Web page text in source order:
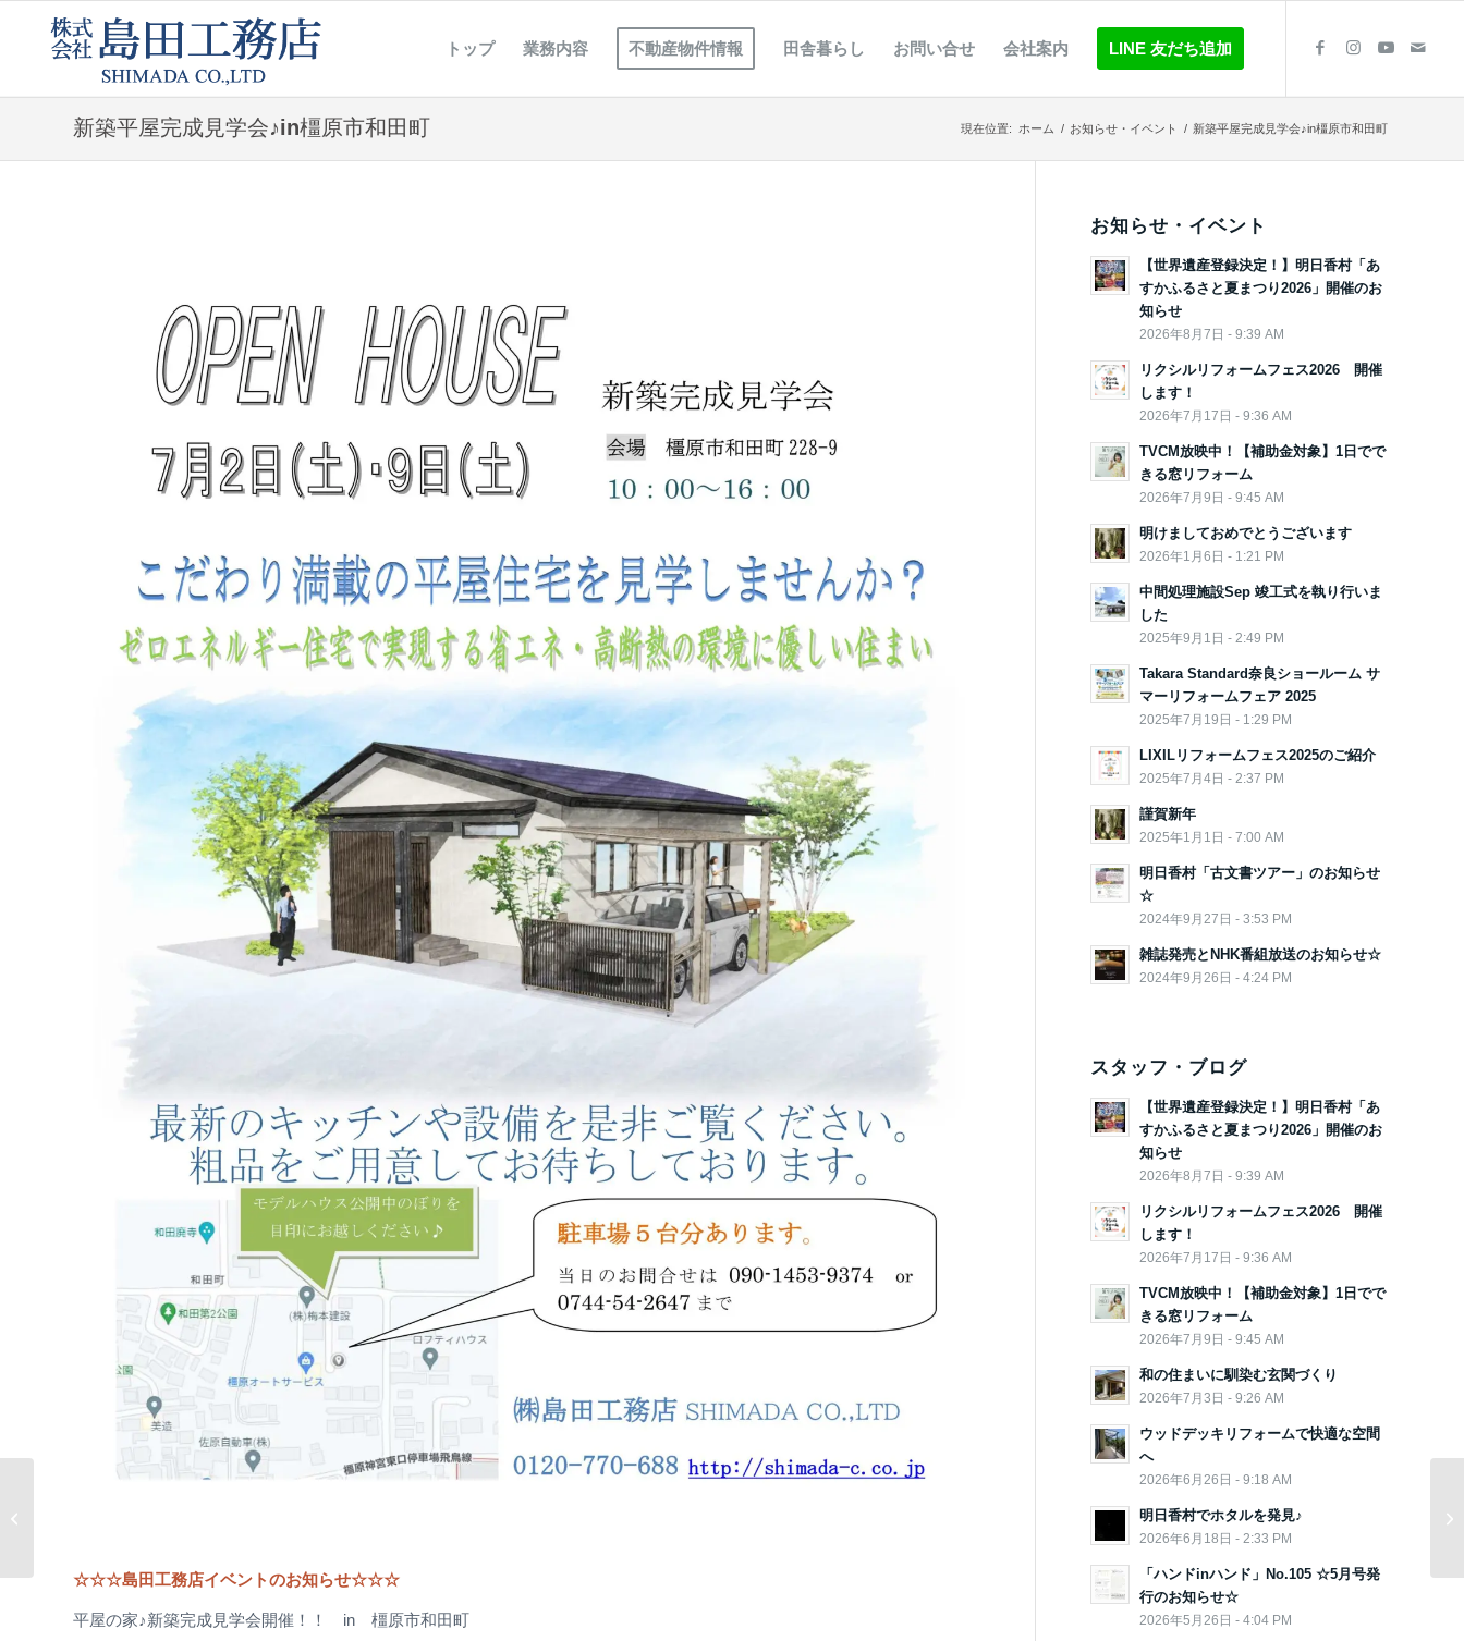
トップ 業務内容 不動産物件情報 田舎暮らし お問い合せ 会社案内 LINE 友だち追加
新築平屋完成見学会♪in橿原市和田町 現在位置: ホーム / お知らせ・イベント / 新築平屋完成見学会♪in橿原市和田町
☆☆☆島田工務店イベントのお知らせ☆☆☆
平屋の家♪新築完成見学会開催！！ in 橿原市和田町
お知らせ・イベント
【世界遺産登録決定！】明日香村「あ
すかふるさと夏まつり2026」開催のお
知らせ
2026年8月7日 - 9:39 AM
リクシルリフォームフェス2026 開催
します！
2026年7月17日 - 9:36 AM
TVCM放映中！【補助金対象】1日でで
きる窓リフォーム
2026年7月9日 - 9:45 AM
明けましておめでとうございます
2026年1月6日 - 1:21 PM
中間処理施設Sep 竣工式を執り行いま
した
2025年9月1日 - 2:49 PM
Takara Standard奈良ショールーム サ
マーリフォームフェア 2025
2025年7月19日 - 1:29 PM
LIXILリフォームフェス2025のご紹介
2025年7月4日 - 2:37 PM
謹賀新年
2025年1月1日 - 7:00 AM
明日香村「古文書ツアー」のお知らせ
☆
2024年9月27日 - 3:53 PM
雑誌発売とNHK番組放送のお知らせ☆
2024年9月26日 - 4:24 PM
スタッフ・ブログ
【世界遺産登録決定！】明日香村「あ
すかふるさと夏まつり2026」開催のお
知らせ
2026年8月7日 - 9:39 AM
リクシルリフォームフェス2026 開催
します！
2026年7月17日 - 9:36 AM
TVCM放映中！【補助金対象】1日でで
きる窓リフォーム
2026年7月9日 - 9:45 AM
和の住まいに馴染む玄関づくり
2026年7月3日 - 9:26 AM
ウッドデッキリフォームで快適な空間
へ
2026年6月26日 - 9:18 AM
明日香村でホタルを発見♪
2026年6月18日 - 2:33 PM
「ハンドinハンド」No.105 ☆5月号発
行のお知らせ☆
2026年5月26日 - 4:04 PM